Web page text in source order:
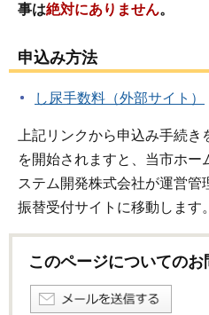
事は絶対にありません。
申込み方法
し尿手数料（外部サイト）
上記リンクから申込み手続
を開始されますと、当市ホー
ステム開発株式会社が運営管
振替受付サイトに移動します。
このページについての